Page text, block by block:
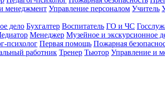
менеджмент Управление персоналом Учитель
дело Бухгалтер Воспитатель ГО и ЧС
Менеджер Музейное и экскурсионное
психолог Первая помощь Пожарная
работник Тренер Тьютор Управление и